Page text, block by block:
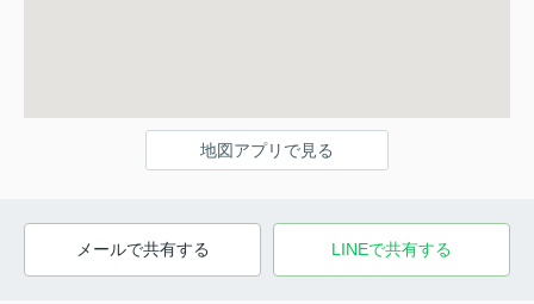
地図アプリで見る
メールで共有する LINEで共有する